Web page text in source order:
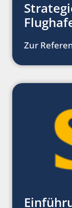
Zur